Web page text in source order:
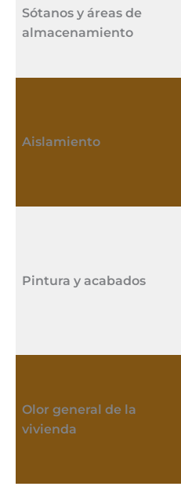
Sótanos y áreas de
almacenamiento
Aislamiento
Pintura y acabados
Olor general de la
vivienda